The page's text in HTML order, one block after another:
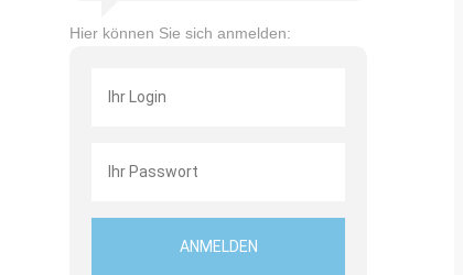
Hier können Sie sich anmelden: